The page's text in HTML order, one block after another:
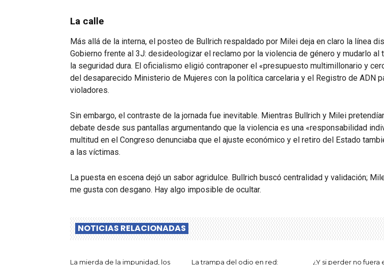
La calle
Más allá de la interna, el posteo de Bullrich respaldado por Milei deja en claro la línea
Gobierno frente al 3J: desideologizar el reclamo por la violencia de género y mudarlo al
la seguridad dura. El oficialismo eligió contraponer el «presupuesto multimillonario y
del desaparecido Ministerio de Mujeres con la política carcelaria y el Registro de ADN
violadores.
Sin embargo, el contraste de la jornada fue inevitable. Mientras Bullrich y Milei
debate desde sus pantallas argumentando que la violencia es una «responsabilidad
multitud en el Congreso denunciaba que el ajuste económico y el retiro del Estado
a las víctimas.
La puesta en escena dejó un sabor agridulce. Bullrich buscó centralidad y validación;
me gusta con desgano. Hay algo imposible de ocultar.
NOTICIAS RELACIONADAS
La mierda de la impunidad, los
La trampa del odio en red:
¿Y si perder no fuera